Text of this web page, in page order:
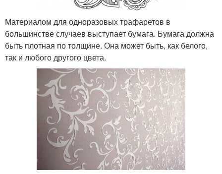
Материалом для одноразовых трафаретов в
большинстве случаев выступает бумага. Бумага должна
быть плотная по толщине. Она может быть, как белого,
так и любого другого цвета.